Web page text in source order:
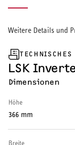
WARMWASSER
Warmwasser-
Weitere Details und
TECHNISCHES
LSK
Dimensionen
Höhe
366 mm
Breite